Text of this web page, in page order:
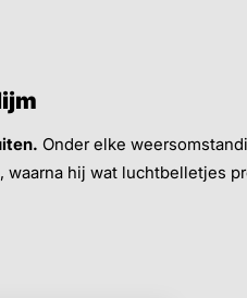
Onder elke
hij wat luchtbelletjes